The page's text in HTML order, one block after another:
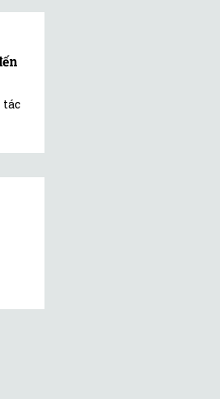
tác